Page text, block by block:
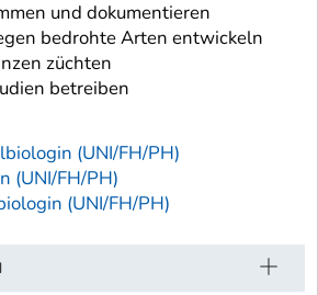
und dokumentieren
bedrohte Arten entwickeln
züchten
betreiben
(UNI/FH/PH)
(UNI/FH/PH)
(UNI/FH/PH)